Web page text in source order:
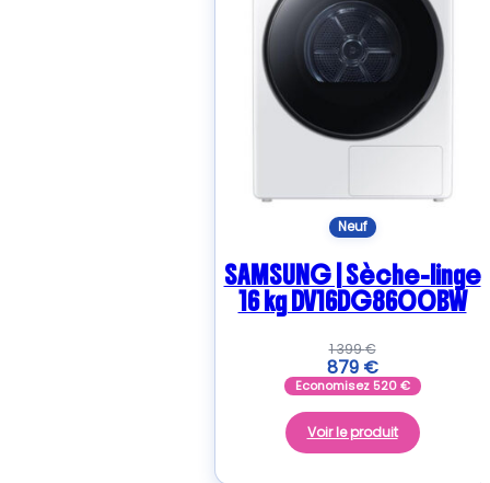
Neuf
SAMSUNG | Sèche-linge
16 kg DV16DG8600BW
1 399€
879 €
Economisez 520€
Voir le produit